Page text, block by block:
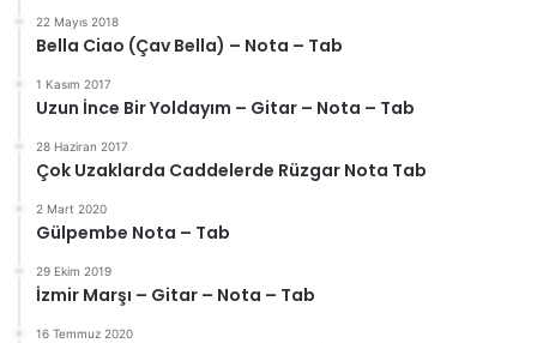
22 Mayıs 2018
Bella Ciao (Çav Bella) – Nota – Tab
1 Kasım 2017
Uzun İnce Bir Yoldayım – Gitar – Nota – Tab
28 Haziran 2017
Çok Uzaklarda Caddelerde Rüzgar Nota Tab
2 Mart 2020
Gülpembe Nota – Tab
29 Ekim 2019
İzmir Marşı – Gitar – Nota – Tab
16 Temmuz 2020